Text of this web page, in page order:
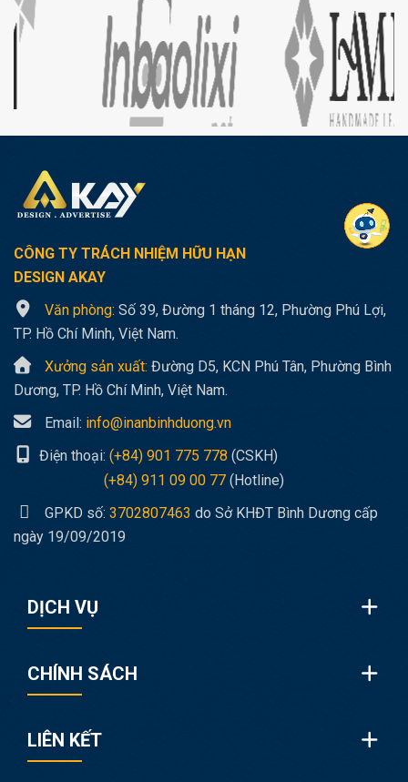
CÔNG TY TRÁCH NHIỆM HỮU HẠN
DESIGN AKAY
Văn phòng: Số 39, Đường 1 tháng 12, Phường Phú Lợi,
TP. Hồ Chí Minh, Việt Nam.
Xưởng sản xuất: Đường D5, KCN Phú Tân, Phường Bình
Dương, TP. Hồ Chí Minh, Việt Nam.
Email: info@inanbinhduong.vn
Điện thoại: (+84) 901 775 778 (CSKH)
(+84) 911 09 00 77 (Hotline)
GPKD số: 3702807463 do Sở KHĐT Bình Dương cấp
ngày 19/09/2019
DỊCH VỤ
CHÍNH SÁCH
LIÊN KẾT